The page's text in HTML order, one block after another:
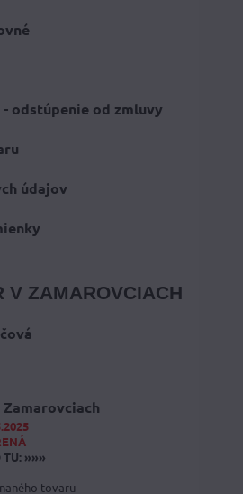
odstúpenie od zmluvy
údajov
V ZAMAROVCIACH
TU: »»»
tovaru